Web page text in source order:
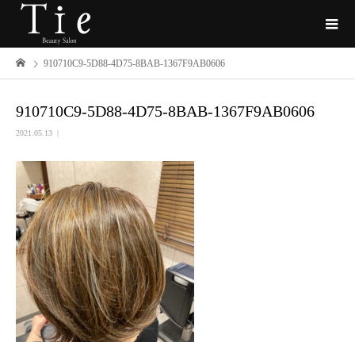
910710C9-5D88-4D75-8BAB-1367F9AB0606
910710C9-5D88-4D75-8BAB-1367F9AB0606
2021.05.13